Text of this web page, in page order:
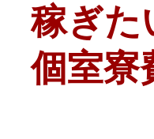
稼ぎた
個室寮